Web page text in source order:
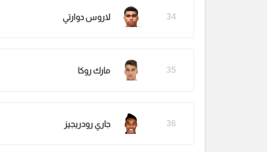
34 لاروس دوارتي
35 مارك روكا
36 جاري رودريجيز